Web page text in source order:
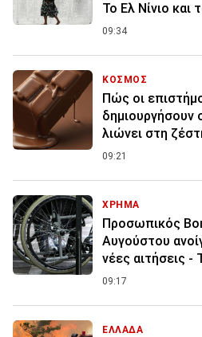
Το Ελ Νίνιο και
09:34
ΚΟΣΜΟΣ
Πώς οι
δημιουργήσουν
λιώνει στη
09:21
ΧΡΗΜΑ
Προσωπικός
Αυγούστου
νέες αιτήσεις -
09:17
ΕΛΛΑΔΑ